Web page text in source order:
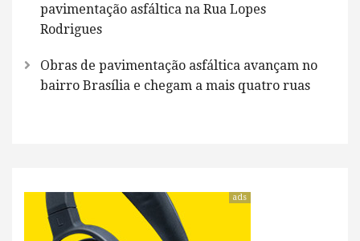
pavimentação asfáltica na Rua Lopes
Rodrigues
Obras de pavimentação asfáltica avançam no
bairro Brasília e chegam a mais quatro ruas
ads